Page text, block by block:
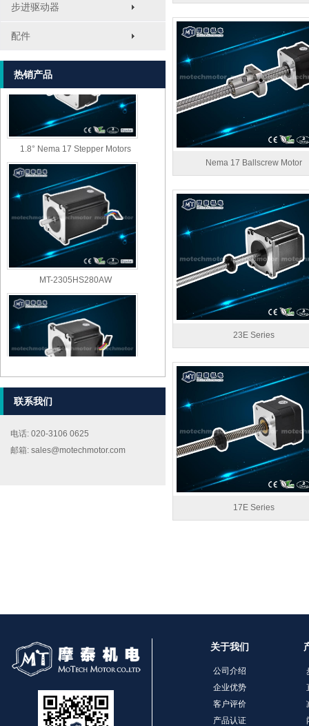
步进驱动器
配件
热销产品
MT-1705HS200A
1.8° Nema 17 Stepper Motors
MT-2305HS280AW
MT-2303HS280AW
MT-1703HS168A
联系我们
电话: 020-3106 0625
邮箱: sales@motechmotor.com
Nema 17 Ballscrew Motor
23E Series
17E Series
关于我们
公司介绍
企业优势
客户评价
产品认证